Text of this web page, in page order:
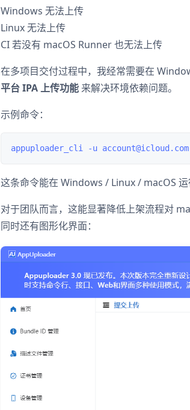
Windows 无法上传
Linux 无法上传
CI 若没有 macOS Runner 也无法上传
在多项目交付过程中，我经常需要在
平台 IPA 上传功能 来解决环境依赖问题。
示例命令：
这条命令能在 Windows / Linux / macOS
对于团队而言，这能显著降低上架流程对
同时还有图形化界面：